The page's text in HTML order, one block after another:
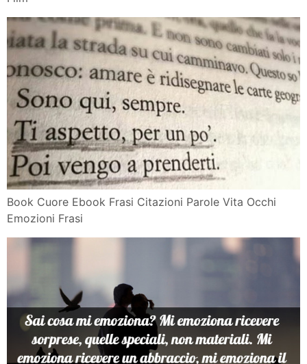
Book Cuore Ebook Frasi Citazioni Parole Vita Occhi
Emozioni Frasi